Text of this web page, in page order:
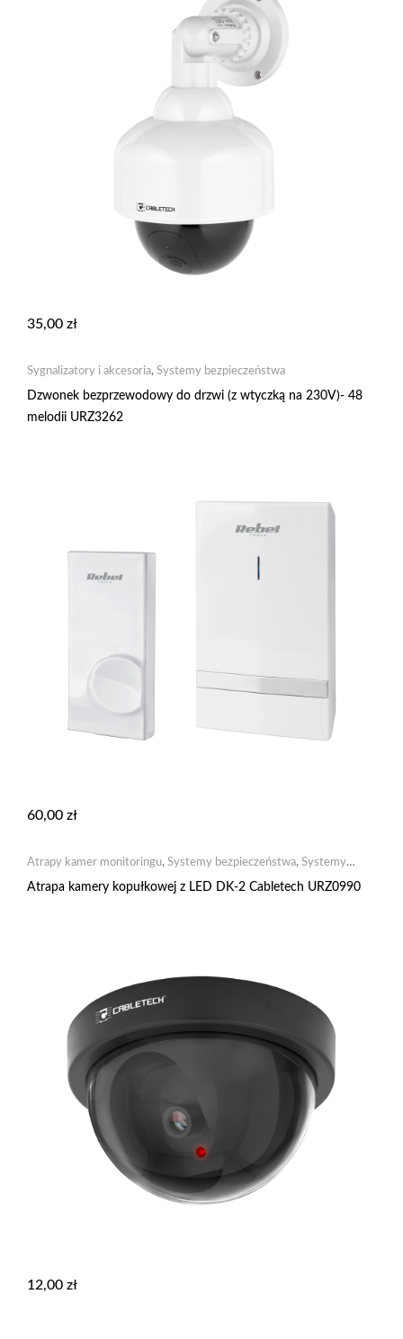
35,00 zł
Sygnalizatory i akcesoria, Systemy bezpieczeństwa
Dzwonek bezprzewodowy do drzwi (z wtyczką na 230V)- 48
melodii URZ3262
60,00 zł
Atrapy kamer monitoringu, Systemy bezpieczeństwa, Systemy
monitoringu
Atrapa kamery kopułkowej z LED DK-2 Cabletech URZ0990
12,00 zł